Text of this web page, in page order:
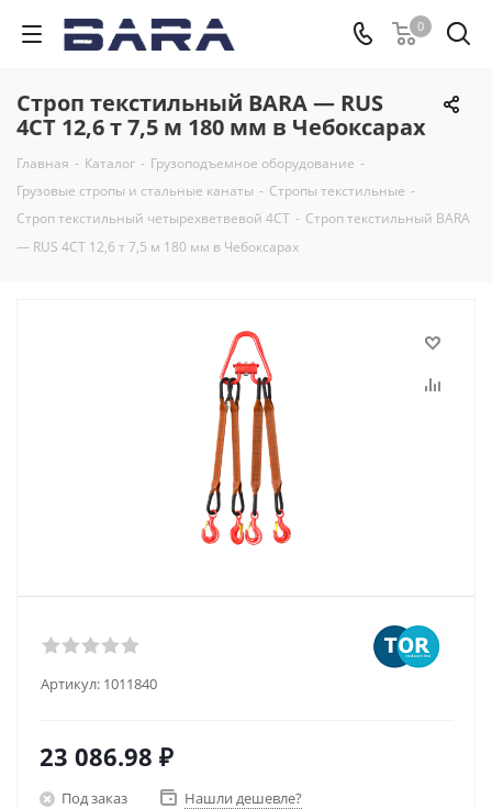
0
Строп текстильный BARA — RUS
4СТ 12,6 т 7,5 м 180 мм в Чебоксарах
Главная - Каталог - Грузоподъемное оборудование -
Грузовые стропы и стальные канаты - Стропы текстильные -
Строп текстильный четырехветвевой 4СТ - Строп текстильный BARA
— RUS 4СТ 12,6 т 7,5 м 180 мм в Чебоксарах
Артикул: 1011840
23 086.98 ₽
Под заказ Нашли дешевле?